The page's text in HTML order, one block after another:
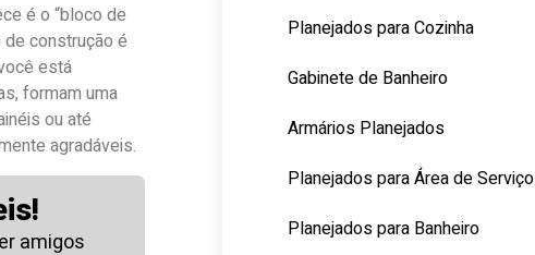
é o “bloco de
construção é
está
formam uma
ou até
agradáveis.
amigos
Planejados para Cozinha
Gabinete de Banheiro
Armários Planejados
Planejados para Área de Serviço
Planejados para Banheiro